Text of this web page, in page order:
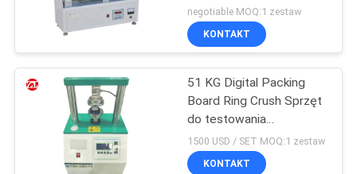
Maszyna do zginania pod
kątem 90 °
negotiable MOQ:1 zestaw
KONTAKT
51 KG Digital Packing
Board Ring Crush Sprzęt
do testowania
wytrzymałości
1500 USD / SET MOQ:1 zestaw
KONTAKT